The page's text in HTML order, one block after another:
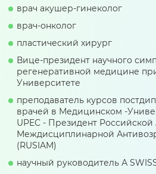
врач акушер-гинеколог
врач-онколог
пластический хирург
Вице-президент научного
регенеративной медицине
Университете
преподаватель курсов
врачей в Медицинском -
UPEC - Президент
Междисциплинарной
(RUSIAM)
научный руководитель А